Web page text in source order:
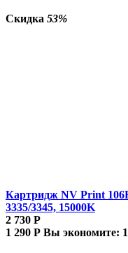
Скидка 53%
Картридж NV Print
3335/3345, 15000K
2 730 Р
1 290 Р Вы экономите: